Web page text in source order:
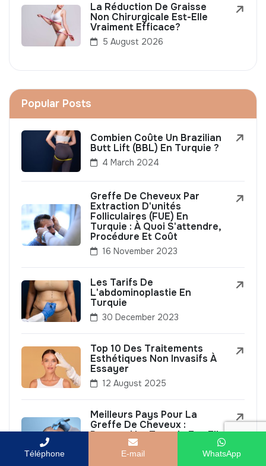
La Réduction De Graisse
Non Chirurgicale Est-Elle
Vraiment Efficace?
5 August 2026
Popular Posts
Combien Coûte Un Brazilian
Butt Lift (BBL) En Turquie ?
4 March 2024
Greffe De Cheveux Par
Extraction D'unités
Folliculaires (FUE) En
Turquie : À Quoi S'attendre,
Procédure Et Coût
16 November 2023
Les Tarifs De
L'abdominoplastie En
Turquie
30 December 2023
Top 10 Des Traitements
Esthétiques Non Invasifs À
Essayer
12 August 2025
Meilleurs Pays Pour La
Greffe De Cheveux :
Pourquoi La Turquie Est-Elle
Si Populaire ?
8 September 2023
Téléphone E-mail WhatsApp